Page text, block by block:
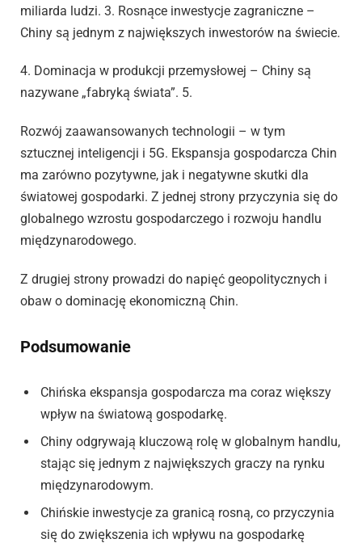
miliarda ludzi. 3. Rosnące inwestycje zagraniczne –
Chiny są jednym z największych inwestorów na świecie.
4. Dominacja w produkcji przemysłowej – Chiny są
nazywane „fabryką świata”. 5.
Rozwój zaawansowanych technologii – w tym
sztucznej inteligencji i 5G. Ekspansja gospodarcza Chin
ma zarówno pozytywne, jak i negatywne skutki dla
światowej gospodarki. Z jednej strony przyczynia się do
globalnego wzrostu gospodarczego i rozwoju handlu
międzynarodowego.
Z drugiej strony prowadzi do napięć geopolitycznych i
obaw o dominację ekonomiczną Chin.
Podsumowanie
Chińska ekspansja gospodarcza ma coraz większy
wpływ na światową gospodarkę.
Chiny odgrywają kluczową rolę w globalnym handlu,
stając się jednym z największych graczy na rynku
międzynarodowym.
Chińskie inwestycje za granicą rosną, co przyczynia
się do zwiększenia ich wpływu na gospodarkę